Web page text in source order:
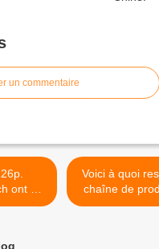
un commentaire
ont été
?
Voici à quoi
chaîne de
premières